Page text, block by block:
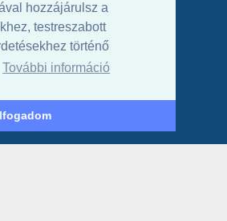
hozzájárulsz a
testreszabott
történő
További információ